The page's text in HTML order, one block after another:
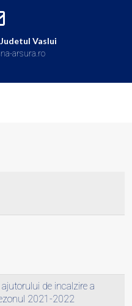
Vaslui
arsura.ro
de incalzire a
2021-2022